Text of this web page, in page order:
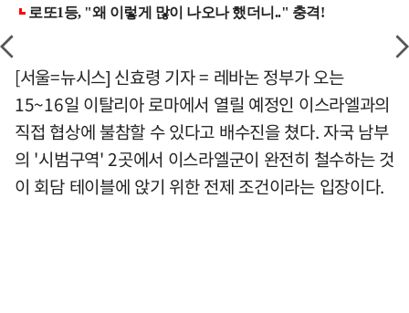
[서울=뉴시스] 신효령 기자 = 레바논 정부가 오는
15~16일 이탈리아 로마에서 열릴 예정인 이스라엘과의
직접 협상에 불참할 수 있다고 배수진을 쳤다. 자국 남부
의 '시범구역' 2곳에서 이스라엘군이 완전히 철수하는 것
이 회담 테이블에 앉기 위한 전제 조건이라는 입장이다.